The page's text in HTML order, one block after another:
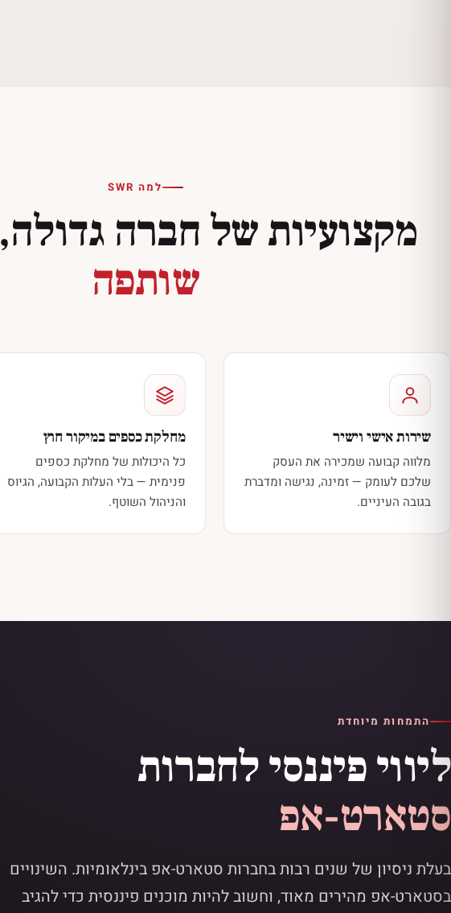
למה SWR
מקצועיות של חברה גדולה,
שותפה
שירות אישי וישיר
מלווה קבועה שמכירה את העסק
שלכם לעומק — זמינה, נגישה ומדברת
בגובה העיניים.
מחלקת כספים במיקור חוץ
כל היכולות של מחלקת כספים
פנימית — בלי העלות הקבועה, הגיוס
והניהול השוטף.
התמחות מיוחדת
ליווי פיננסי לחברות
סטארט-אפ
בעלת ניסיון של שנים רבות בחברות סטארט-אפ בינלאומיות. השינויים
בסטארט-אפ מהירים מאוד, וחשוב להיות מוכנים פיננסית כדי להגיב